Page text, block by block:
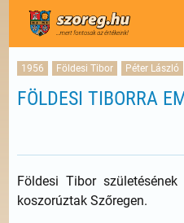
1956 Földesi Tibor Péter László
FÖLDESI TIBORRA
Földesi Tibor
koszorúztak Szőregen.